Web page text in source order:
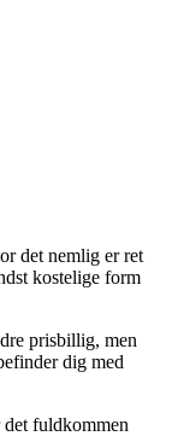
det nemlig er ret
kostelige form
prisbillig, men
dig med
fuldkommen